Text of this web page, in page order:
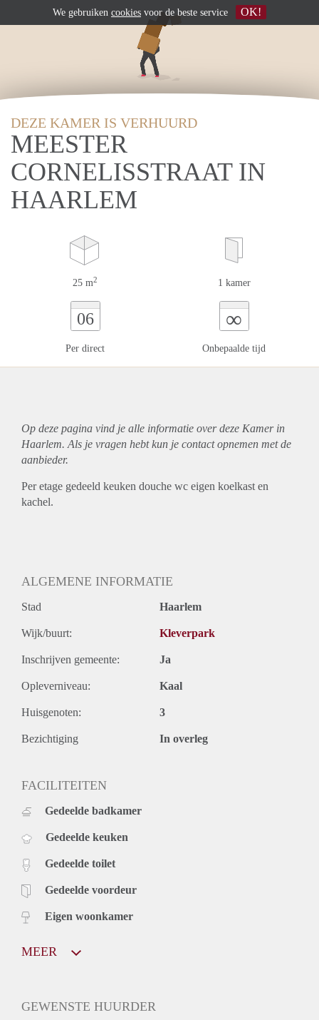
DEZE KAMER IS VERHUURD
MEESTER
CORNELISSTRAAT IN
HAARLEM
25 m2 1 kamer
06
Per direct
∞
Onbepaalde tijd
Op deze pagina vind je alle informatie over deze Kamer in
Haarlem. Als je vragen hebt kun je contact opnemen met de
aanbieder.
Per etage gedeeld keuken douche wc eigen koelkast en
kachel.
ALGEMENE INFORMATIE
Stad Haarlem
Wijk/buurt: Kleverpark
Inschrijven gemeente: Ja
Opleverniveau: Kaal
Huisgenoten: 3
Bezichtiging In overleg
FACILITEITEN
Gedeelde badkamer
Gedeelde keuken
Gedeelde toilet
Gedeelde voordeur
Eigen woonkamer
MEER
GEWENSTE HUURDER
We gebruiken cookies voor de beste service OK!